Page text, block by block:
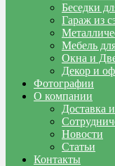
Беседки
Гараж из
Мебель
Окна и
Декор и
Фотографии
О компании
Доставка
Новости
Статьи
Контакты